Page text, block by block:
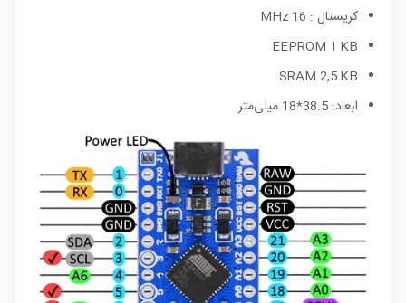
کریستال : 16 MHz
EEPROM 1 KB
SRAM 2,5 KB
ابعاد: 38.5*18 میلی‌متر